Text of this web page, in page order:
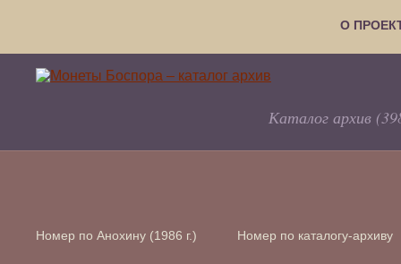
О
Каталог архив
Номер по Анохину (1986 г.) Номер по каталогу-архиву